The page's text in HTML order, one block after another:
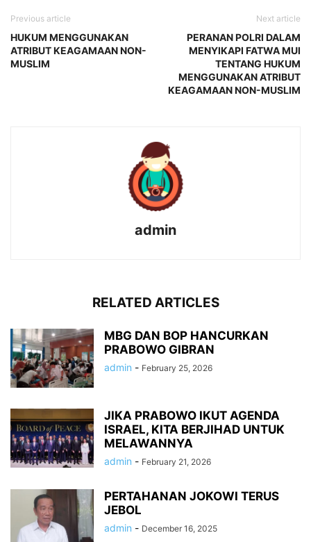
Previous article
HUKUM MENGGUNAKAN
ATRIBUT KEAGAMAAN NON-
MUSLIM
Next article
PERANAN POLRI DALAM
MENYIKAPI FATWA MUI
TENTANG HUKUM
MENGGUNAKAN ATRIBUT
KEAGAMAAN NON-MUSLIM
admin
RELATED ARTICLES
MBG DAN BOP HANCURKAN
PRABOWO GIBRAN
admin - February 25, 2026
JIKA PRABOWO IKUT AGENDA
ISRAEL, KITA BERJIHAD UNTUK
MELAWANNYA
admin - February 21, 2026
PERTAHANAN JOKOWI TERUS
JEBOL
admin - December 16, 2025